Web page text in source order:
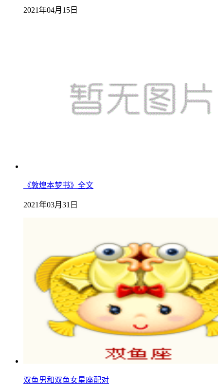
2021年04月15日
《敦煌本梦书》全文
2021年03月31日
双鱼男和双鱼女星座配对